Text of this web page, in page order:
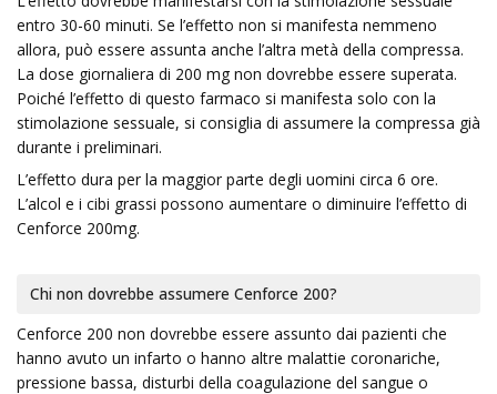
entro 30-60 minuti. Se l’effetto non si manifesta nemmeno
allora, può essere assunta anche l’altra metà della compressa.
La dose giornaliera di 200 mg non dovrebbe essere superata.
Poiché l’effetto di questo farmaco si manifesta solo con la
stimolazione sessuale, si consiglia di assumere la compressa già
durante i preliminari.
L’effetto dura per la maggior parte degli uomini circa 6 ore.
L’alcol e i cibi grassi possono aumentare o diminuire l’effetto di
Cenforce 200mg.
Chi non dovrebbe assumere Cenforce 200?
Cenforce 200 non dovrebbe essere assunto dai pazienti che
hanno avuto un infarto o hanno altre malattie coronariche,
pressione bassa, disturbi della coagulazione del sangue o